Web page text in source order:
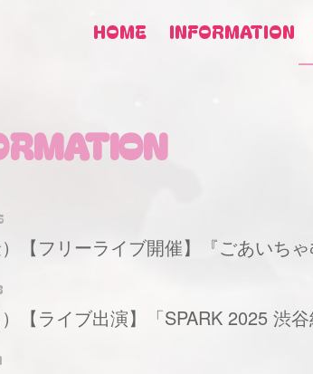
HOME INFORMATION
【フリーライブ開催】『ごあいち
【ライブ出演】「SPARK 2025 渋